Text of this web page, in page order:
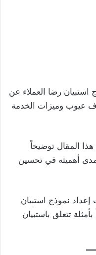
رضا العملاء عن
عيوب وميزات الخدمة
المقال توضيحاً
أهميته في تحسين
نموذج استبيان
تتعلق باستبيان